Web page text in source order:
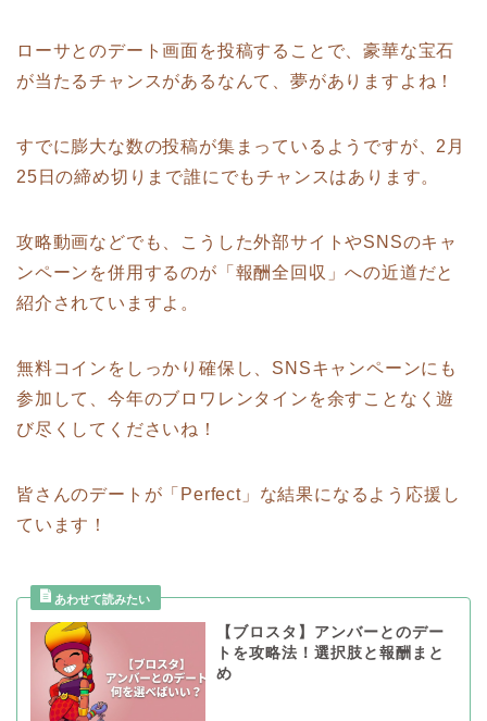
ローサとのデート画面を投稿することで、豪華な宝石
が当たるチャンスがあるなんて、夢がありますよね！
すでに膨大な数の投稿が集まっているようですが、2月
25日の締め切りまで誰にでもチャンスはあります。
攻略動画などでも、こうした外部サイトやSNSのキャ
ンペーンを併用するのが「報酬全回収」への近道だと
紹介されていますよ。
無料コインをしっかり確保し、SNSキャンペーンにも
参加して、今年のブロワレンタインを余すことなく遊
び尽くしてくださいね！
皆さんのデートが「Perfect」な結果になるよう応援し
ています！
【ブロスタ】アンバーとのデー
トを攻略法！選択肢と報酬まと
め